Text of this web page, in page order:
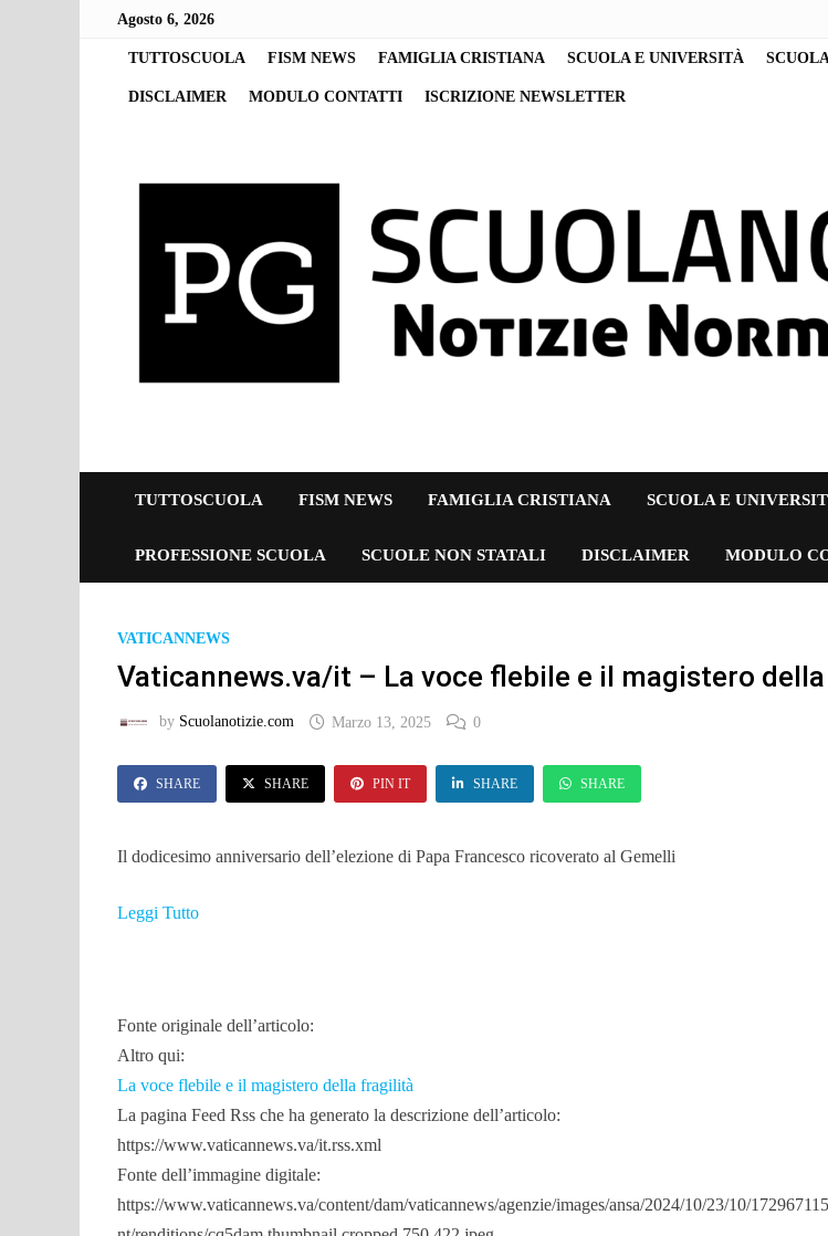
Agosto 6, 2026
TUTTOSCUOLA FISM NEWS FAMIGLIA CRISTIANA SCUOLA E UNIVERSITÀ
DISCLAIMER MODULO CONTATTI ISCRIZIONE NEWSLETTER
TUTTOSCUOLA FISM NEWS FAMIGLIA CRISTIANA SCUOLA E
PROFESSIONE SCUOLA SCUOLE NON STATALI DISCLAIMER MODULO
VATICANNEWS
Vaticannews.va/it – La voce flebile e il magistero
by Scuolanotizie.com Marzo 13, 2025 0
SHARE SHARE PIN IT SHARE SHARE
Il dodicesimo anniversario dell’elezione di Papa Francesco ricoverato al Gemelli
Leggi Tutto
Fonte originale dell’articolo:
Altro qui:
La voce flebile e il magistero della fragilità
La pagina Feed Rss che ha generato la descrizione dell’articolo:
https://www.vaticannews.va/it.rss.xml
Fonte dell’immagine digitale:
https://www.vaticannews.va/content/dam/vaticannews/agenzie/images/ansa/2024/10/23/10/